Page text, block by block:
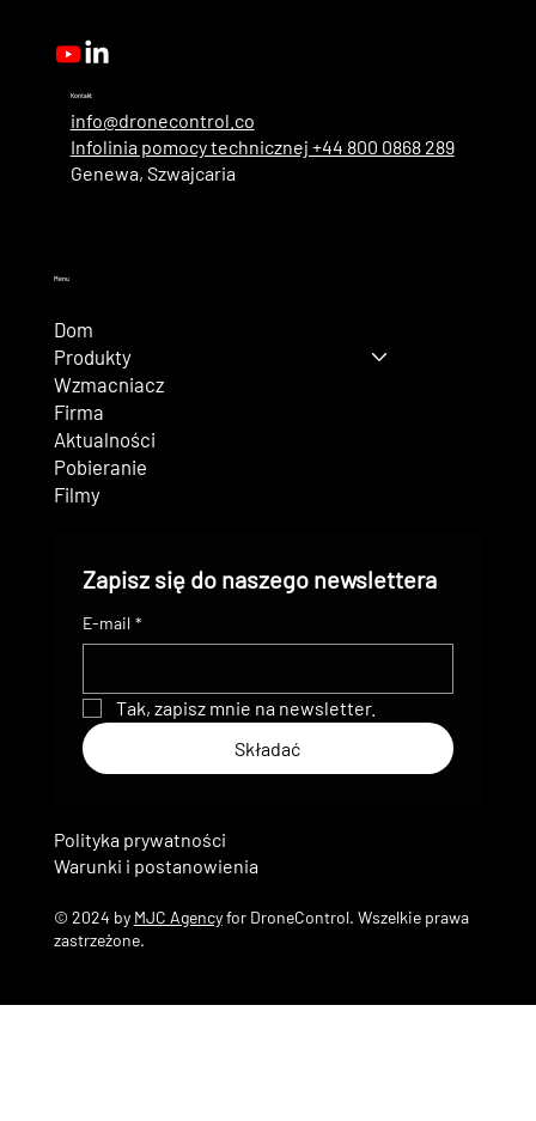
Kontakt
info@dronecontrol.co
Infolinia pomocy technicznej +44 800 0868 289
Genewa, Szwajcaria
Menu
Dom
Produkty
Wzmacniacz
Firma
Aktualności
Pobieranie
Filmy
Zapisz się do naszego newslettera
E-mail *
Tak, zapisz mnie na newsletter.
Składać
© 2024 by MJC Agencyfor DroneControl. Wszelkie prawa
zastrzeżone.
Warunki i postanowienia
Polityka prywatności